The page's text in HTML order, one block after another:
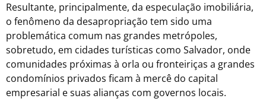
Resultante, principalmente, da especulação imobiliária,
o fenômeno da desapropriação tem sido uma
problemática comum nas grandes metrópoles,
sobretudo, em cidades turísticas como Salvador, onde
comunidades próximas à orla ou fronteiriças a grandes
condomínios privados ficam à mercê do capital
empresarial e suas alianças com governos locais.